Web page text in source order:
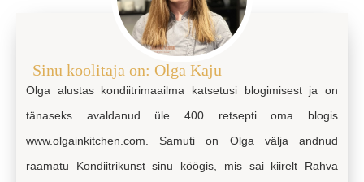
Sinu koolitaja on: Olga Kaju
Olga alustas kondiitrimaailma katsetusi blogimisest ja on
tänaseks avaldanud üle 400 retsepti oma blogis
www.olgainkitchen.com. Samuti on Olga välja andnud
raamatu Kondiitrikunst sinu köögis, mis sai kiirelt Rahva